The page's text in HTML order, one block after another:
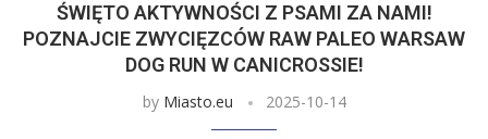
ŚWIĘTO AKTYWNOŚCI Z PSAMI ZA NAMI!
POZNAJCIE ZWYCIĘZCÓW RAW PALEO WARSAW
DOG RUN W CANICROSSIE!
by Miasto.eu 2025-10-14